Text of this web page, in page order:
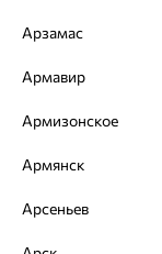
Акции
Магазины
ул. Зегеля, 27/2
Арзамас
Армавир
Армизонское
Армянск
Арсеньев